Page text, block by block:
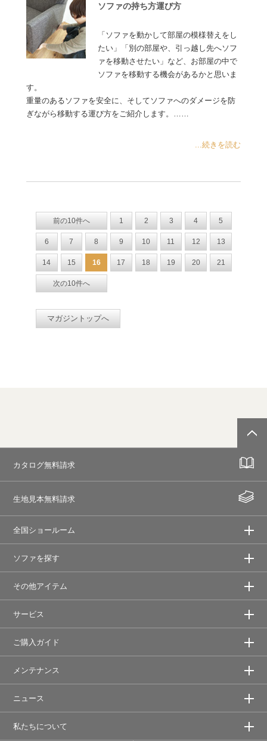
ソファの持ち方運び方
「ソファを動かして部屋の模様替えをし
たい」「別の部屋や、引っ越し先へソフ
ァを移動させたい」など、お部屋の中で
ソファを移動する機会があるかと思いま
す。
重量のあるソファを安全に、そしてソファへのダメージを防
ぎながら移動する運び方をご紹介します。……
...続きを読む
前の10件へ 1 2 3 4 5
6 7 8 9 10 11 12 13
14 15 16 17 18 19 20 21
次の10件へ
マガジントップへ
カタログ無料請求
生地見本無料請求
全国ショールーム
ソファを探す
その他アイテム
サービス
ご購入ガイド
メンテナンス
ニュース
私たちについて